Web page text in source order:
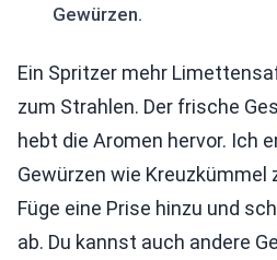
Gewürzen.
Ein Spritzer mehr
zum Strahlen. Der frische
hebt die Aromen hervor. Ich
Gewürzen wie Kreuzkümmel
Füge eine Prise hinzu und
ab. Du kannst auch andere